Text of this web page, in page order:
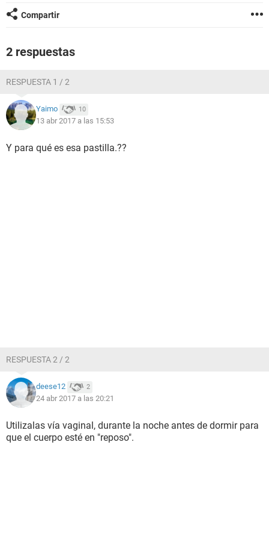
GLOSARIO
Compartir
2 respuestas
RESPUESTA 1 / 2
Yaimo 10
13 abr 2017 a las 15:53
Y para qué es esa pastilla.??
RESPUESTA 2 / 2
deese12 2
24 abr 2017 a las 20:21
Utilizalas vía vaginal, durante la noche antes de dormir para
que el cuerpo esté en "reposo".